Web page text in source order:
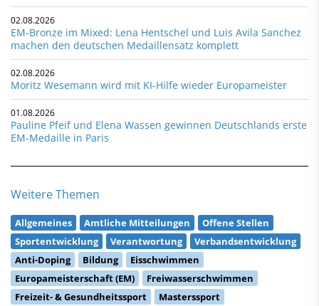
02.08.2026
EM-Bronze im Mixed: Lena Hentschel und Luis Avila Sanchez
machen den deutschen Medaillensatz komplett
02.08.2026
Moritz Wesemann wird mit KI-Hilfe wieder Europameister
01.08.2026
Pauline Pfeif und Elena Wassen gewinnen Deutschlands erste
EM-Medaille in Paris
Weitere Themen
Allgemeines Amtliche Mitteilungen
Offene Stellen
Sportentwicklung
Verantwortung
Verbandsentwicklung
Anti-Doping
Bildung
Eisschwimmen
Europameisterschaft (EM)
Freiwasserschwimmen
Freizeit- & Gesundheitssport
Masterssport